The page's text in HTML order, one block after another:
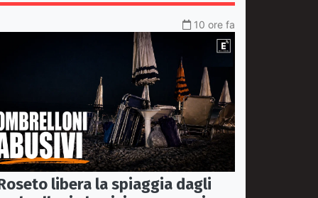
10 ore fa
libera la spiaggia dagli